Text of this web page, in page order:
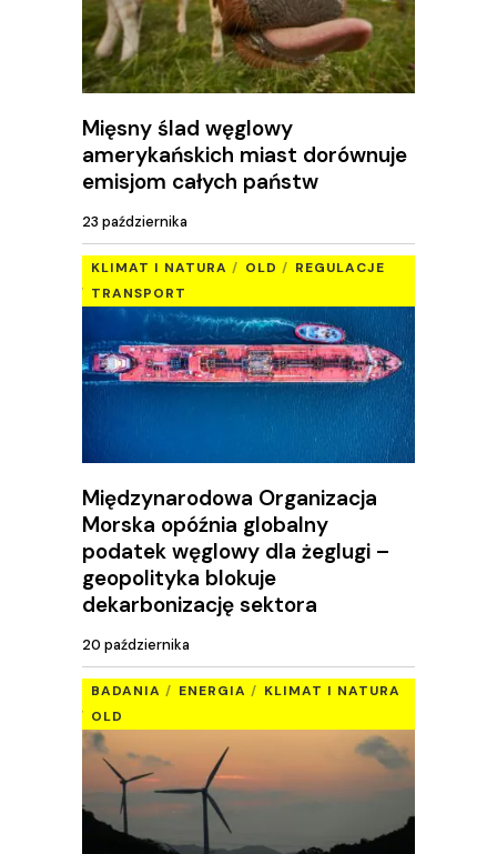
Mięsny ślad węglowy
amerykańskich miast dorównuje
emisjom całych państw
23 października
KLIMAT I NATURA OLD
REGULACJE
TRANSPORT
Międzynarodowa Organizacja
Morska opóźnia globalny
podatek węglowy dla żeglugi –
geopolityka blokuje
dekarbonizację sektora
20 października
BADANIA ENERGIA
KLIMAT I NATURA
OLD